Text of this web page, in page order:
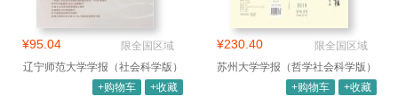
¥95.04
限全国区域
辽宁师范大学学报（社会科学版）
+购物车
+收藏
¥230.40
限全国区域
苏州大学学报（哲学社会科学版）
+购物车
+收藏